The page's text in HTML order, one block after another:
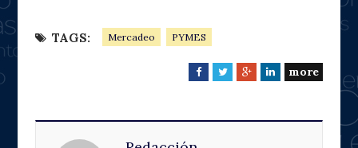
TAGS: Mercadeo PYMES
F
T
G
L
more